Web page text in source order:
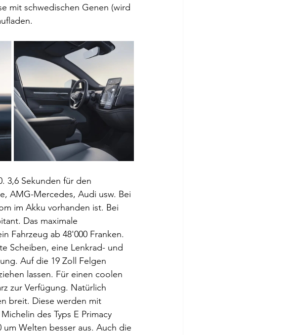
mit schwedischen Genen (wird
3,6 Sekunden für den
AMG-Mercedes, Audi usw. Bei
im Akku vorhanden ist. Bei
Das maximale
Fahrzeug ab 48'000 Franken.
Scheiben, eine Lenkrad- und
Auf die 19 Zoll Felgen
lassen. Für einen coolen
zur Verfügung. Natürlich
breit. Diese werden mit
des Typs E Primacy
Welten besser aus. Auch die